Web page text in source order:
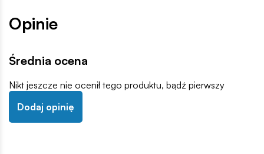
Opinie
Średnia ocena
Nikt jeszcze nie ocenił tego produktu, bądź pierwszy
Dodaj opinię